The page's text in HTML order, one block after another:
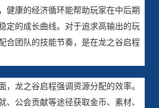
健康的经济循环能帮助玩家在中后期
定的成长曲线。对于追求高输出的玩
合团队的技能节奏，是在龙之谷启程
，龙之谷启程强调资源分配的效率。
公会贡献等途径获取金币、素材、